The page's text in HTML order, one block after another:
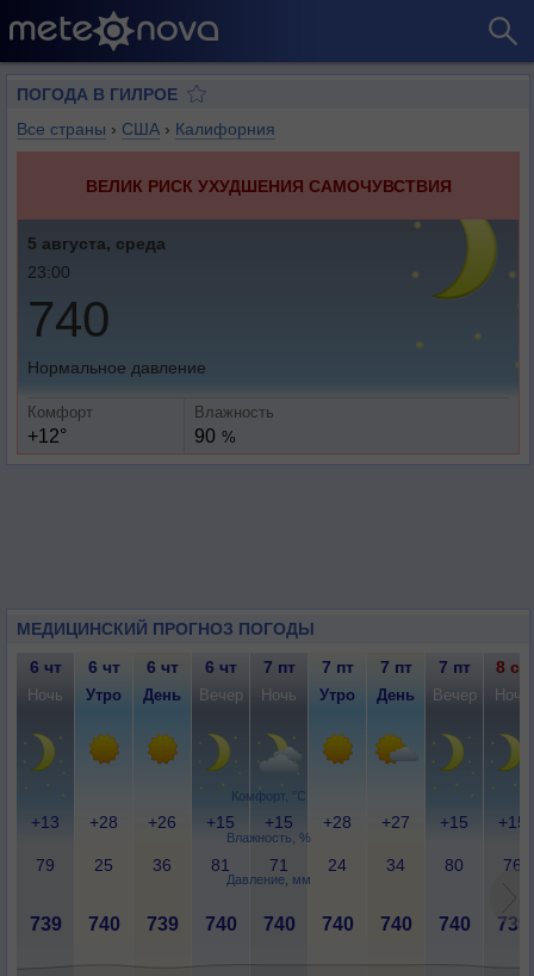
ПОГОДА В ГИЛРОЕ
Все страны › США › Калифорния
ВЕЛИК РИСК УХУДШЕНИЯ САМОЧУВСТВИЯ
5 августа, среда
23:00
740
Нормальное давление
Комфорт
+12°
Влажность
90 %
МЕДИЦИНСКИЙ ПРОГНОЗ ПОГОДЫ
Комфорт, °C
Влажность, %
Давление, мм
6 чт 6 чт 6 чт 6 чт 7 пт 7 пт 7 пт 7 пт 8 сб
Ночь Утро День Вечер Ночь Утро День Вечер Ночь
+13 +28 +26 +15 +15 +28 +27 +15 +15
79 25 36 81 71 24 34 80 76
739 740 739 740 740 740 740 740 739